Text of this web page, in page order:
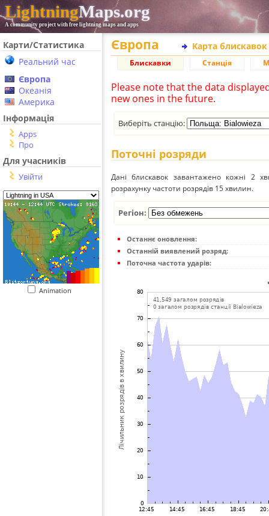
LightningMaps.org
A community project with free lightning maps and apps
Карти/Статистика
Реальний час
Європа
Океанія
Америка
Інформація
Apps
Про
Для учасників
Увійти
Animation
Європа Карта
Блискавки Станція
Please note that the data
new ones in the future.
Виберіть станцію:
Поточні розряди
Дані блискавок завантажено кожні 2
розрахунку частоти розрядів 15 хвилин.
Регіон:
Останнє оновлення:
Останній виявлений розряд:
Поточна частота ударів: